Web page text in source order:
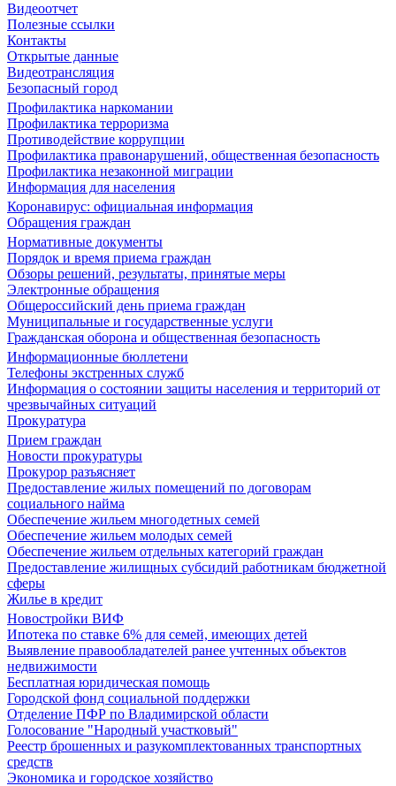
Видеоотчет
Полезные ссылки
Контакты
Открытые данные
Видеотрансляция
Безопасный город
Профилактика наркомании
Профилактика терроризма
Противодействие коррупции
Профилактика правонарушений, общественная безопасность
Профилактика незаконной миграции
Информация для населения
Коронавирус: официальная информация
Обращения граждан
Нормативные документы
Порядок и время приема граждан
Обзоры решений, результаты, принятые меры
Электронные обращения
Общероссийский день приема граждан
Муниципальные и государственные услуги
Гражданская оборона и общественная безопасность
Информационные бюллетени
Телефоны экстренных служб
Информация о состоянии защиты населения и территорий от
чрезвычайных ситуаций
Прокуратура
Прием граждан
Новости прокуратуры
Прокурор разъясняет
Предоставление жилых помещений по договорам
социального найма
Обеспечение жильем многодетных семей
Обеспечение жильем молодых семей
Обеспечение жильем отдельных категорий граждан
Предоставление жилищных субсидий работникам бюджетной
сферы
Жилье в кредит
Новостройки ВИФ
Ипотека по ставке 6% для семей, имеющих детей
Выявление правообладателей ранее учтенных объектов
недвижимости
Бесплатная юридическая помощь
Городской фонд социальной поддержки
Отделение ПФР по Владимирской области
Голосование "Народный участковый"
Реестр брошенных и разукомплектованных транспортных
средств
Экономика и городское хозяйство